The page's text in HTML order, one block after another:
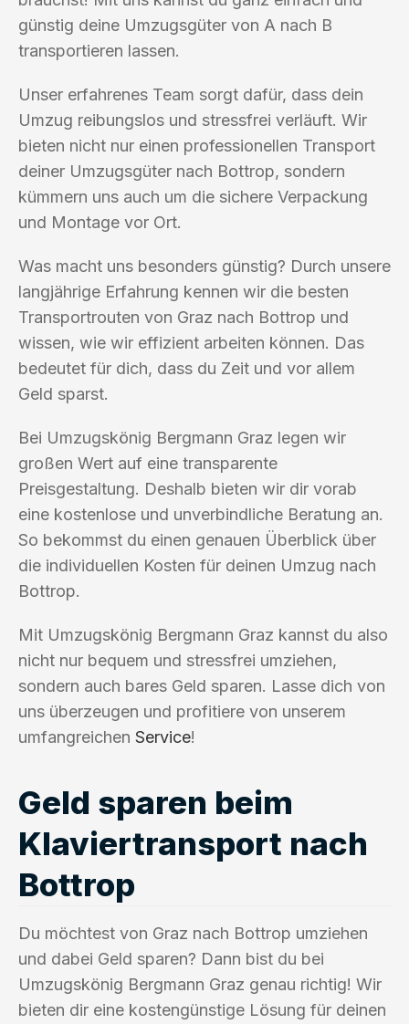
günstig deine Umzugsgüter von A nach B
transportieren lassen.
Unser erfahrenes Team sorgt dafür, dass dein
Umzug reibungslos und stressfrei verläuft. Wir
bieten nicht nur einen professionellen Transport
deiner Umzugsgüter nach Bottrop, sondern
kümmern uns auch um die sichere Verpackung
und Montage vor Ort.
Was macht uns besonders günstig? Durch unsere
langjährige Erfahrung kennen wir die besten
Transportrouten von Graz nach Bottrop und
wissen, wie wir effizient arbeiten können. Das
bedeutet für dich, dass du Zeit und vor allem
Geld sparst.
Bei Umzugskönig Bergmann Graz legen wir
großen Wert auf eine transparente
Preisgestaltung. Deshalb bieten wir dir vorab
eine kostenlose und unverbindliche Beratung an.
So bekommst du einen genauen Überblick über
die individuellen Kosten für deinen Umzug nach
Bottrop.
Mit Umzugskönig Bergmann Graz kannst du also
nicht nur bequem und stressfrei umziehen,
sondern auch bares Geld sparen. Lasse dich von
uns überzeugen und profitiere von unserem
umfangreichen Service!
Geld sparen beim
Klaviertransport nach
Bottrop
Du möchtest von Graz nach Bottrop umziehen
und dabei Geld sparen? Dann bist du bei
Umzugskönig Bergmann Graz genau richtig! Wir
bieten dir eine kostengünstige Lösung für deinen